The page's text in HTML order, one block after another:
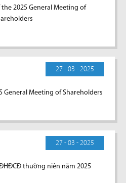
2025 General Meeting of
27 - 03 - 2025
General Meeting of Shareholders
27 - 03 - 2025
thường niên năm 2025